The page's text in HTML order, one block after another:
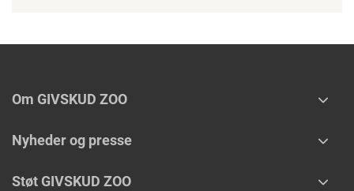
Om GIVSKUD ZOO
Nyheder og presse
Støt GIVSKUD ZOO